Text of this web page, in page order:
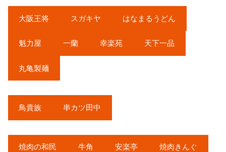
大阪王将 スガキヤ はなまるうどん
魁力屋 一蘭 幸楽苑 天下一品
丸亀製麺
鳥貴族 串カツ田中
焼肉の和民 牛角 安楽亭 焼肉きんぐ